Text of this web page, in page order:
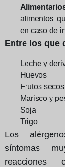
alimentos
en caso de
Entre los que
Leche y
Huevos
Frutos secos
Marisco y
Soja
Trigo
Los
síntomas
reacciones